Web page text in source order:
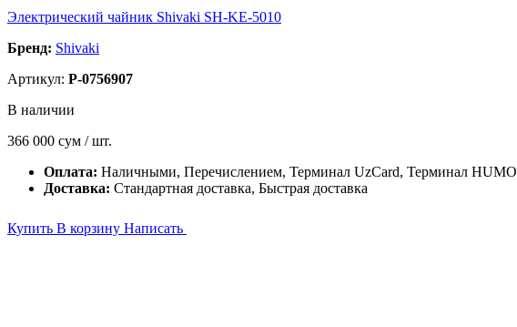
Электрический чайник Shivaki SH-KE-5010
Бренд: Shivaki
Артикул: P-0756907
В наличии
366 000 сум / шт.
Оплата: Наличными, Перечислением, Терминал UzCard, Терминал HUMO
Доставка: Стандартная доставка, Быстрая доставка
Купить В корзину Написать